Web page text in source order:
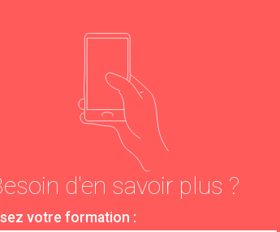
d'en savoir plus ?
votre formation :